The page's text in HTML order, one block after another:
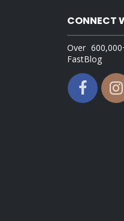
CONNECT
Over
FastBlog